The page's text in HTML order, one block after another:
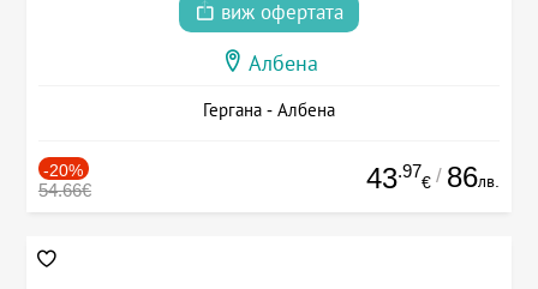
виж офертата
Албена
Гергана - Албена
-20%
54.66€ 43.97
€ / 86лв.